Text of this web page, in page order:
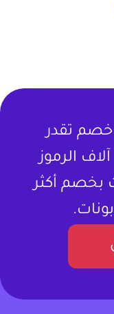
تقدر
الرموز
بخصم أكثر